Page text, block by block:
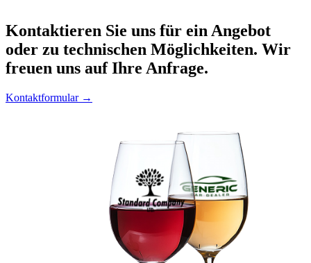
Kontaktieren Sie uns für ein Angebot
oder zu technischen Möglichkeiten. Wir
freuen uns auf Ihre Anfrage.
Kontaktformular →